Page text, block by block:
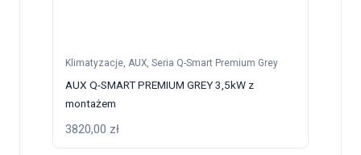
Klimatyzacje,AUX,Seria Q-Smart Premium Grey
AUX Q-SMART PREMIUM GREY 3,5kW z
montażem
3820,00 zł